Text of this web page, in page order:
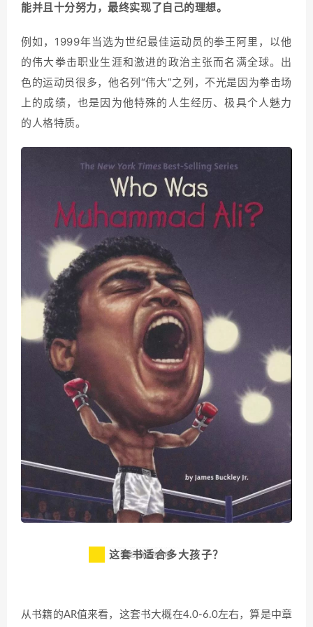
能并且十分努力，最终实现了自己的理想。
例如，1999年当选为世纪最佳运动员的拳王阿里，以他
的伟大拳击职业生涯和激进的政治主张而名满全球。出
色的运动员很多，他名列“伟大”之列，不光是因为拳击场
上的成绩，也是因为他特殊的人生经历、极具个人魅力
的人格特质。
这套书适合多大孩子？
从书籍的AR值来看，这套书大概在4.0-6.0左右，算是中章